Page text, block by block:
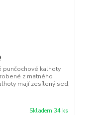
kalhoty
z matného
mají zesílený sed,
Skladem 34 ks